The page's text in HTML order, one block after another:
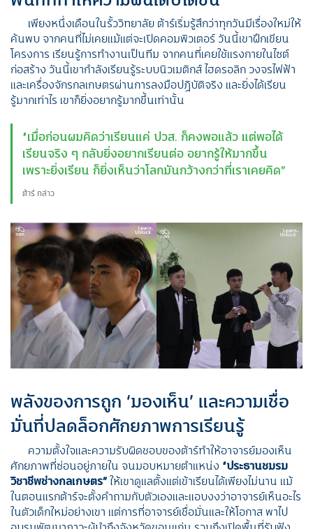
เพียงหนึ่งเดือนในรั้ววิทยาลัย ต้าร์เริ่มรู้สึกว่าทุกวันมีเรื่องใหม่ให้
ค้นพบ จากคนที่ไม่เคยแม้แต่จะเปิดคอมพิวเตอร์ วันนี้เขาฝึกเขียน
โครงการ เรียนรู้การทำงานเป็นทีม จากคนที่เคยใช้แรงกายในไซต์
ก่อสร้าง วันนี้เขากำลังเรียนรู้ระบบนิวเมติกส์ ไฮดรอลิก วงจรไฟฟ้า
และเครื่องจักรกลเกษตรผ่านการลงมือปฏิบัติจริง และยิ่งได้เรียน
รู้มากเท่าไร เขาก็ยิ่งอยากรู้มากขึ้นเท่านั้น
“เมื่อก่อนผมคิดว่าเรียนแค่ ปวส. ก็คงพอแล้ว แต่พอได้
เรียนจริง ๆ กลับยิ่งอยากเรียนต่อ อยากรู้ให้มากขึ้น
เพราะยิ่งเรียน ก็ยิ่งเห็นว่าโลกมันกว้างกว่าที่เราเคยคิด”
ต้าร์ กล่าว
พลังของการถูก ‘มองเห็น’ และความเชื่อ
มั่นที่ปลดล็อกศักยภาพการเรียนรู้
ความตั้งใจและความรับผิดชอบของต้าร์ทำให้อาจารย์มองเห็น
ศักยภาพที่ซ่อนอยู่ภายใน จนมอบหมายตำแหน่ง “ประธานชมรม
วิชาชีพช่างกลเกษตร”ให้เขาดูแลตั้งแต่เข้าเรียนได้เพียงไม่นาน แม้
ในตอนแรกต้าร์จะตั้งคำถามกับตัวเองและแอบงงว่าอาจารย์เห็นอะไร
ในตัวเด็กใหม่อย่างเขา แต่การที่อาจารย์เชื่อมั่นและให้โอกาส พาไป